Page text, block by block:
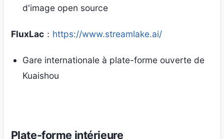
d'image open source
FluxLac： https://www.streamlake.ai/
Gare internationale à plate-forme ouverte de
Kuaishou
Plate-forme intérieure